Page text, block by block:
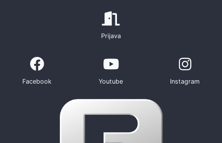
Prijava
Facebook Youtube Instagram